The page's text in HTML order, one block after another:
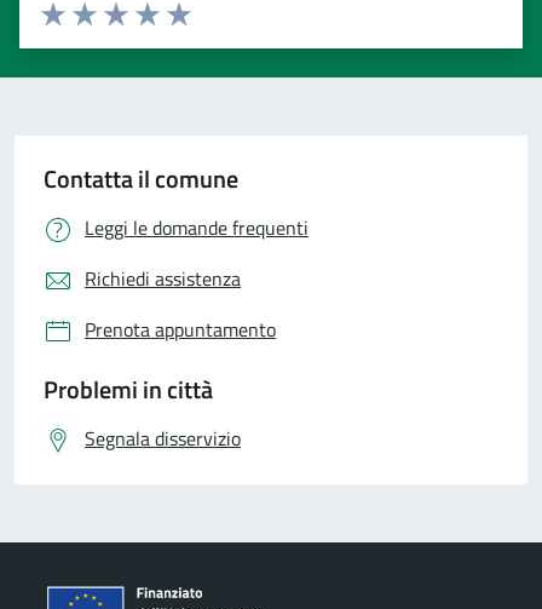
Valuta 5 stelle su 5
Valuta 4 stelle su 5
Valuta 3 stelle su 5
Valuta 2 stelle su 5
Valuta 1 stelle su 5
Contatta il comune
Leggi le domande frequenti
Richiedi assistenza
Prenota appuntamento
Problemi in città
Segnala disservizio